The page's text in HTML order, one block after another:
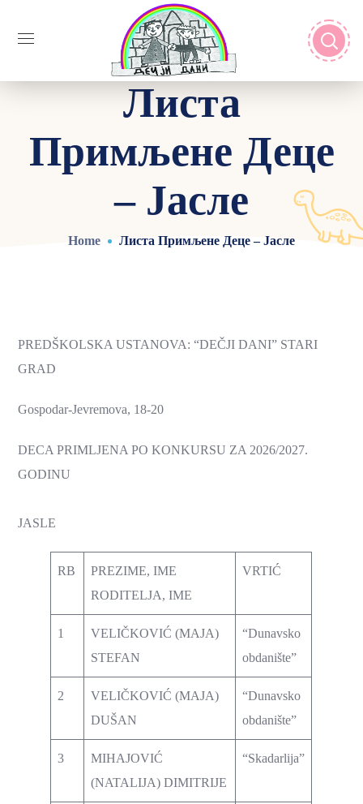
Листа
Примљене Деце
– Јасле
Home Листа Примљене Деце – Јасле
PREDŠKOLSKA USTANOVA: “DEČJI DANI” STARI
GRAD
Gospodar-Jevremova, 18-20
DECA PRIMLJENA PO KONKURSU ZA 2026/2027.
GODINU
JASLE
RB
PREZIME, IME
RODITELJA, IME
VRTIĆ
1
VELIČKOVIĆ (MAJA)
STEFAN
“Dunavsko
obdanište”
2
VELIČKOVIĆ (MAJA)
DUŠAN
“Dunavsko
obdanište”
3
MIHAJOVIĆ
(NATALIJA) DIMITRIJE
“Skadarlija”